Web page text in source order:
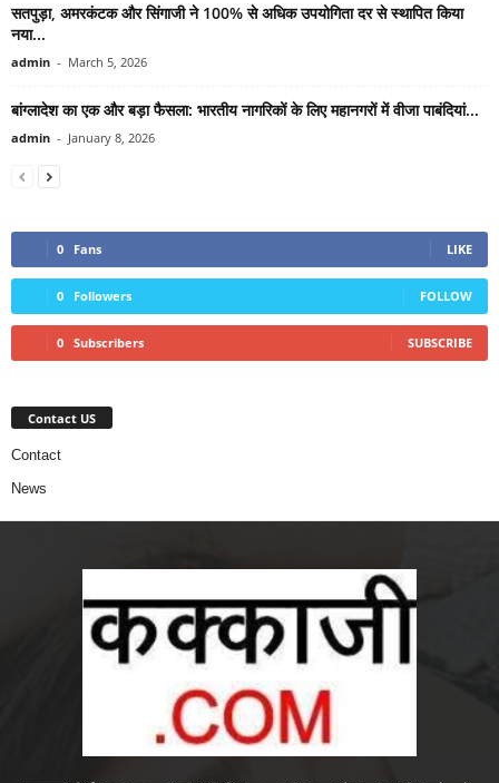
सतपुड़ा, अमरकंटक और सिंगाजी ने 100% से अधिक उपयोगिता दर से स्थापित किया
नया...
admin - March 5, 2026
बांग्लादेश का एक और बड़ा फैसला: भारतीय नागरिकों के लिए महानगरों में वीजा पाबंदियां...
admin - January 8, 2026
0 Fans LIKE
0 Followers FOLLOW
0 Subscribers SUBSCRIBE
Contact US
Contact
News